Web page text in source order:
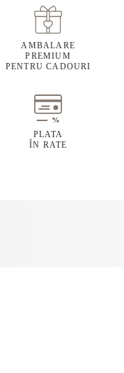
AMBALARE
PREMIUM
PENTRU CADOURI
PLATA
ÎN RATE